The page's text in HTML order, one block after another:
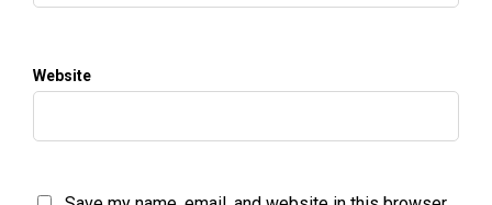
Website